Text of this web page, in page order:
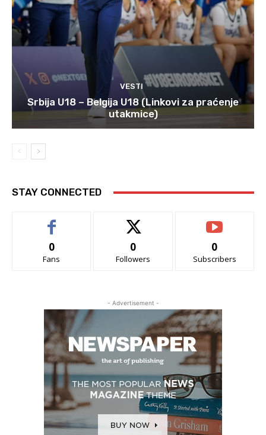
VESTI
Srbija U18 – Belgija U18 (Linkovi za praćenje
utakmice)
STAY CONNECTED
0
Fans
0
Followers
0
Subscribers
- Advertisement -